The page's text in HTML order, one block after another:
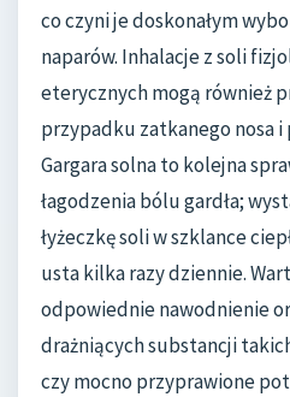
co czyni je doskonałym
naparów. Inhalacje z soli
eterycznych mogą również
przypadku zatkanego nosa i
Gargara solna to kolejna
łagodzenia bólu gardła;
łyżeczkę soli w szklance
usta kilka razy dziennie.
odpowiednie nawodnienie
drażniących substancji
czy mocno przyprawione